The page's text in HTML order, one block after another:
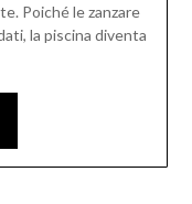
Poiché le zanzare
la piscina diventa